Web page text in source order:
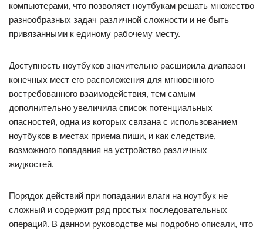
компьютерами, что позволяет ноутбукам решать множество
разнообразных задач различной сложности и не быть
привязанными к единому рабочему месту.
Доступность ноутбуков значительно расширила диапазон
конечных мест его расположения для мгновенного
востребованного взаимодействия, тем самым
дополнительно увеличила список потенциальных
опасностей, одна из которых связана с использованием
ноутбуков в местах приема пиши, и как следствие,
возможного попадания на устройство различных
жидкостей.
Порядок действий при попадании влаги на ноутбук не
сложный и содержит ряд простых последовательных
операций. В данном руководстве мы подробно описали, что